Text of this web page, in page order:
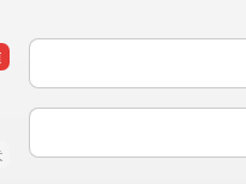
お名前（活動名 or 会社名
お名前（ご本名 or 担当者